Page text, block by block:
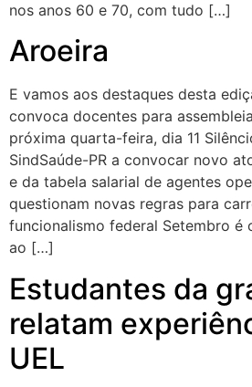
nos anos 60 e 70, com tudo […]
Aroeira
E vamos aos destaques desta
convoca docentes para
próxima quarta-feira, dia 11
SindSaúde-PR a convocar novo
e da tabela salarial de agentes
questionam novas regras para
funcionalismo federal Setembro é
ao […]
Estudantes da
relatam
UEL